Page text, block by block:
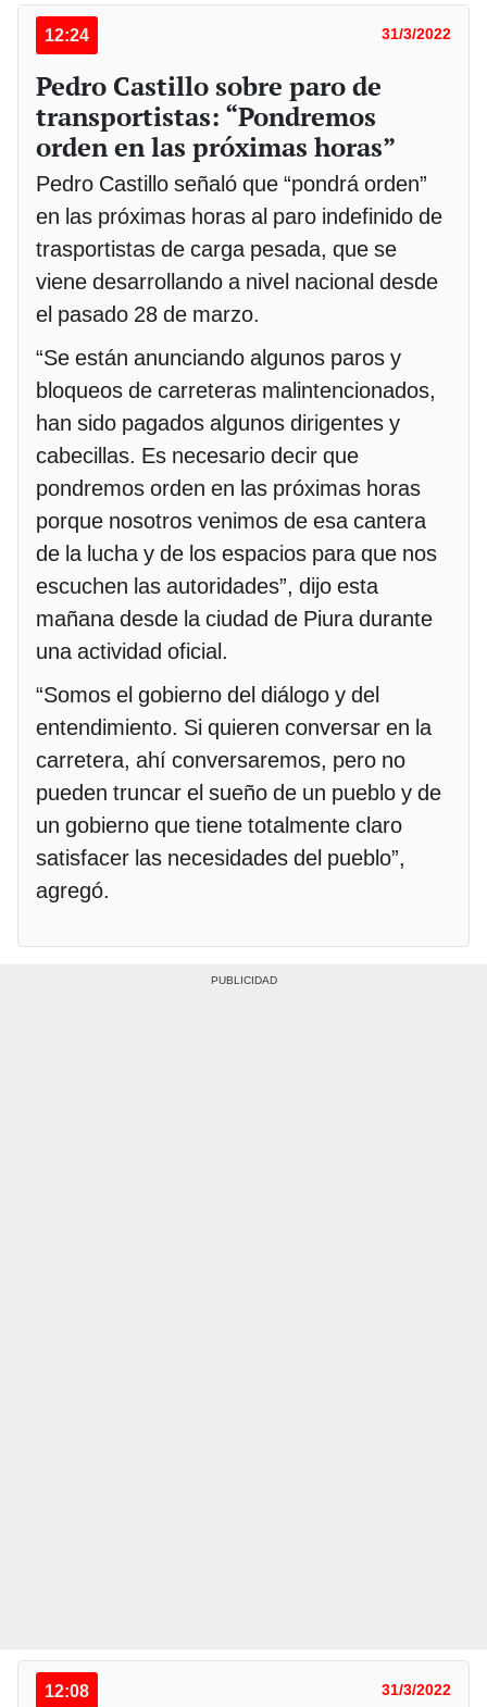
12:24 31/3/2022
Pedro Castillo sobre paro de
transportistas: “Pondremos
orden en las próximas horas”
Pedro Castillo señaló que “pondrá orden”
en las próximas horas al paro indefinido de
trasportistas de carga pesada, que se
viene desarrollando a nivel nacional desde
el pasado 28 de marzo.
“Se están anunciando algunos paros y
bloqueos de carreteras malintencionados,
han sido pagados algunos dirigentes y
cabecillas. Es necesario decir que
pondremos orden en las próximas horas
porque nosotros venimos de esa cantera
de la lucha y de los espacios para que nos
escuchen las autoridades”, dijo esta
mañana desde la ciudad de Piura durante
una actividad oficial.
“Somos el gobierno del diálogo y del
entendimiento. Si quieren conversar en la
carretera, ahí conversaremos, pero no
pueden truncar el sueño de un pueblo y de
un gobierno que tiene totalmente claro
satisfacer las necesidades del pueblo”,
agregó.
12:08 31/3/2022